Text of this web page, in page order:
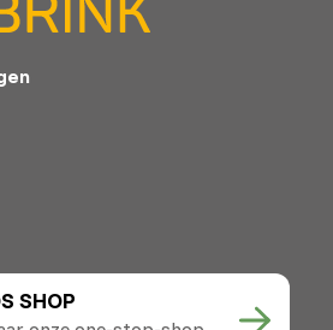
SHOP